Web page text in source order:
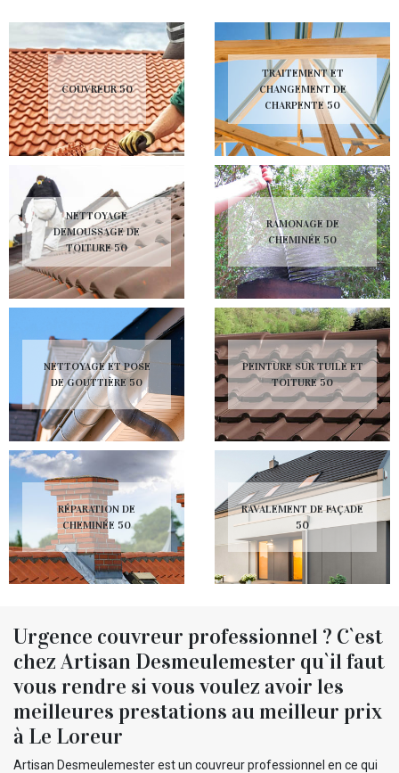
COUVREUR 50
NETTOYAGE
DEMOUSSAGE DE
TOITURE 50
NETTOYAGE ET POSE
DE GOUTTIÈRE 50
RÉPARATION DE
CHEMINÉE 50
TRAITEMENT ET
CHANGEMENT DE
CHARPENTE 50
RAMONAGE DE
CHEMINÉE 50
PEINTURE SUR TUILE ET
TOITURE 50
RAVALEMENT DE FAÇADE
50
Urgence couvreur professionnel ? C`est
chez Artisan Desmeulemester qu`il faut
vous rendre si vous voulez avoir les
meilleures prestations au meilleur prix
à Le Loreur
Artisan Desmeulemester est un couvreur professionnel en ce qui